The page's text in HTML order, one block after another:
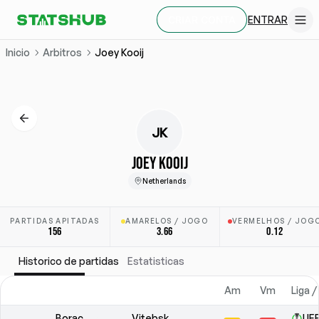
ENTRAR
Inicio Arbitros Joey Kooij
JK
JOEY KOOIJ
Netherlands
PARTIDAS APITADAS
156
AMARELOS / JOGO
3.66
VERMELHOS /
0.12
Historico de partidas Estatisticas
Am Vm Liga